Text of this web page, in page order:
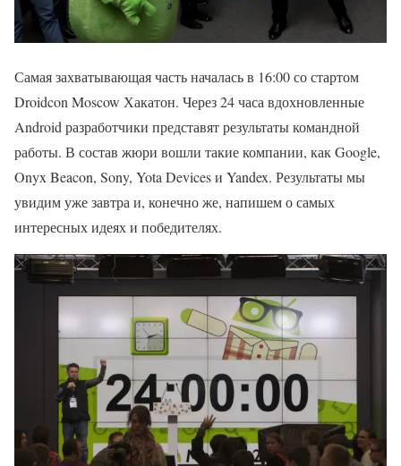
Самая захватывающая часть началась в 16:00 со стартом
Droidcon Moscow Хакатон. Через 24 часа вдохновленные
Android разработчики представят результаты командной
работы. В состав жюри вошли такие компании, как Google,
Onyx Beacon, Sony, Yota Devices и Yandex. Результаты мы
увидим уже завтра и, конечно же, напишем о самых
интересных идеях и победителях.